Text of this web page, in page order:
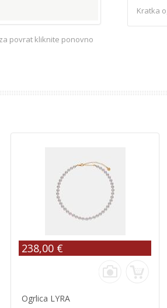
povrat kliknite ponovno
Kratka
238,00 €
Ogrlica LYRA